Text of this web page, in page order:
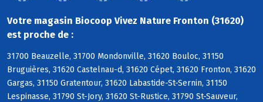
Votre magasin Biocoop Vivez Nature Fronton (31620)
est proche de :
31700 Beauzelle, 31700 Mondonville, 31620 Bouloc, 31150
Bruguières, 31620 Castelnau-d, 31620 Cépet, 31620 Fronton, 31620
Gargas, 31150 Gratentour, 31620 Labastide-St-Sernin, 31150
Lespinasse, 31790 St-Jory, 31620 St-Rustice, 31790 St-Sauveur,